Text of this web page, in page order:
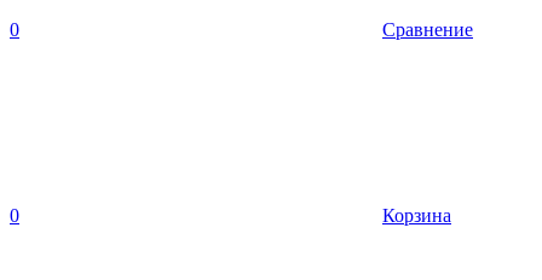
0 Сравнение
0 Корзина